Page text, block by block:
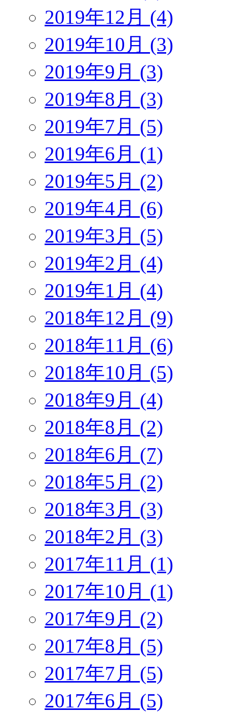
2019年12月 (4)
2019年10月 (3)
2019年9月 (3)
2019年8月 (3)
2019年7月 (5)
2019年6月 (1)
2019年5月 (2)
2019年4月 (6)
2019年3月 (5)
2019年2月 (4)
2019年1月 (4)
2018年12月 (9)
2018年11月 (6)
2018年10月 (5)
2018年9月 (4)
2018年8月 (2)
2018年6月 (7)
2018年5月 (2)
2018年3月 (3)
2018年2月 (3)
2017年11月 (1)
2017年10月 (1)
2017年9月 (2)
2017年8月 (5)
2017年7月 (5)
2017年6月 (5)